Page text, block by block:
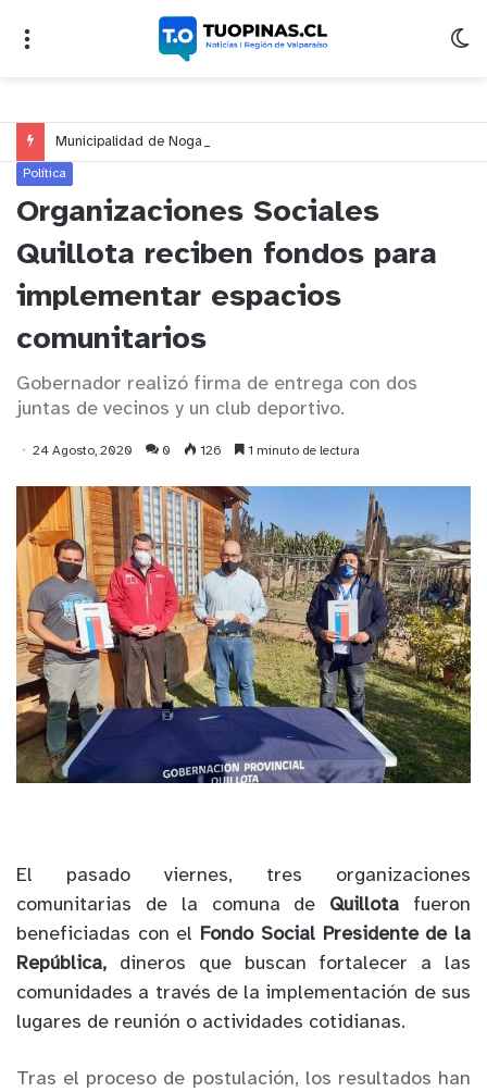
Política
Organizaciones Sociales
Quillota reciben fondos para
implementar espacios
comunitarios
Gobernador realizó firma de entrega con dos
juntas de vecinos y un club deportivo.
24 Agosto, 2020 0 126 1 minuto de lectura
El pasado viernes, tres organizaciones
comunitarias de la comuna de Quillota fueron
beneficiadas con el Fondo Social Presidente de la
República, dineros que buscan fortalecer a las
comunidades a través de la implementación de sus
lugares de reunión o actividades cotidianas.
Tras el proceso de postulación, los resultados han